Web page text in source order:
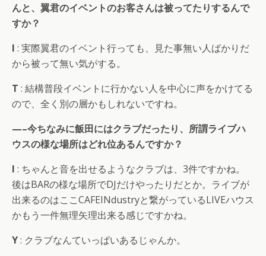
んと、翼君のイベントのお客さんは被ってたりするんで
すか？
I : 実際翼君のイベント行っても、見た事無い人ばかりだ
から被って無い気がする。
T : 結構普段イベントに行かない人を中心に声をかけてる
ので、全く別の層かもしれないですね。
—–今ちなみに飯田にはクラブだったり、所謂ライブハ
ウスの様な場所はどれ位あるんですか？
I : ちゃんと音を出せるようなクラブは、3件ですかね。
後はBARの様な場所でDJだけやったりだとか。ライブが
出来るのはここCAFEINdustryと繋がっているLIVEハウス
かもう一件無理矢理出来る感じですかね。
Y: クラブなんていっぱいあるじゃんか。